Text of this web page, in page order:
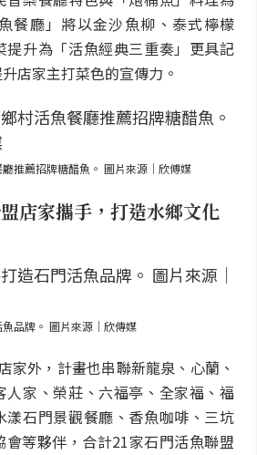
餐廳」將以金沙魚柳、泰式檸檬
提升為「活魚經典三重奏」更具記
店家主打菜色的宣傳力。
廳推薦招牌糖醋魚。 圖片來源｜欣傅媒
店家攜手，打造水鄉文化
品牌。 圖片來源｜欣傳媒
家外，計畫也串聯新龍泉、心蘭、
人家、榮莊、六福亭、全家福、福
漾石門景觀餐廳、香魚咖啡、三坑
等夥伴，合計21家石門活魚聯盟